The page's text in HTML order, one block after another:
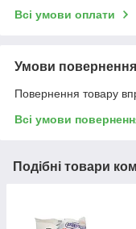
Всі умови оплати
Умови повернення
Повернення товару
Всі умови
Подібні товари